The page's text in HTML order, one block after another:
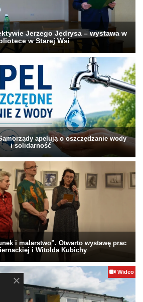
Jerzego Jędrysa – wystawa w
w Starej Wsi
apelują o oszczędzanie wody
i solidarność
i malarstwo”. Otwarto wystawę prac
i Witolda Kubichy
Wideo